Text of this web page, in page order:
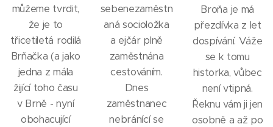
můžeme tvrdit,
že je to
třicetiletá rodilá
Brňačka (a jako
jedna z mála
žijící toho času
v Brně - nyní
obohacující
sebenezaměstn
aná socioložka
a ejčár plně
zaměstnána
cestováním.
Dnes
zaměstnanec
nebránící se
Broňa je má
přezdívka z let
dospívání. Váže
se k tomu
historka, vůbec
není vtipná.
Řeknu vám ji jen
osobně a až po